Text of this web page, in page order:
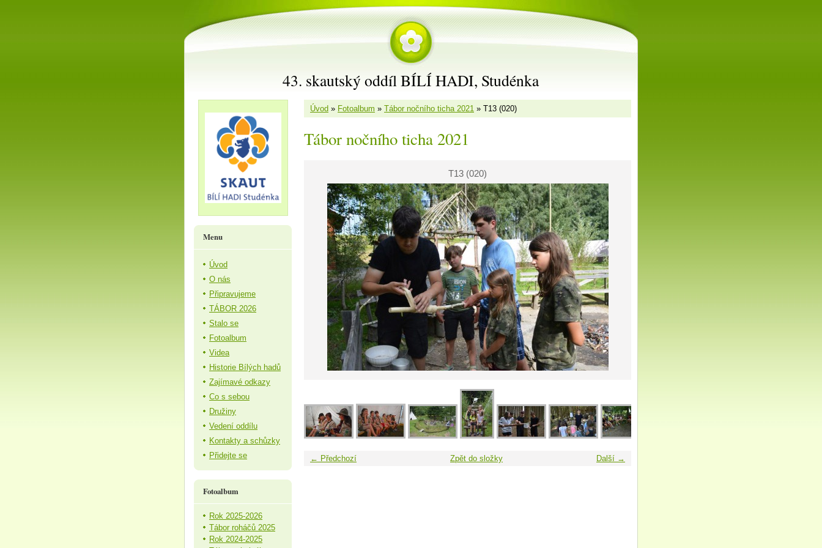
43. skautský oddíl BÍLÍ HADI, Studénka
Úvod » Fotoalbum » Tábor nočního ticha 2021 » T13 (020)
Tábor nočního ticha 2021
T13 (020)
← Předchozí Další →
Zpět do složky
Menu
Úvod
O nás
Připravujeme
TÁBOR 2026
Stalo se
Fotoalbum
Videa
Historie Bílých hadů
Zajímavé odkazy
Co s sebou
Družiny
Vedení oddílu
Kontakty a schůzky
Přidejte se
Fotoalbum
Rok 2025-2026
Tábor roháčů 2025
Rok 2024-2025